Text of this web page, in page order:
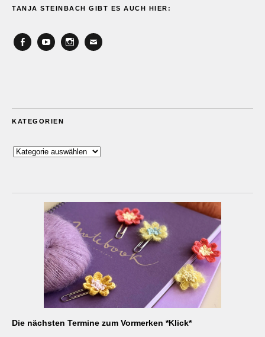
TANJA STEINBACH GIBT ES AUCH HIER:
KATEGORIEN
Kategorien
Die nächsten Termine zum Vormerken *Klick*